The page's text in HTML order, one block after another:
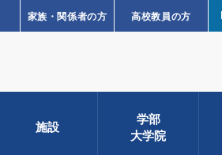
家族・関係者の方 高校教員の方
施設
学部
大学院